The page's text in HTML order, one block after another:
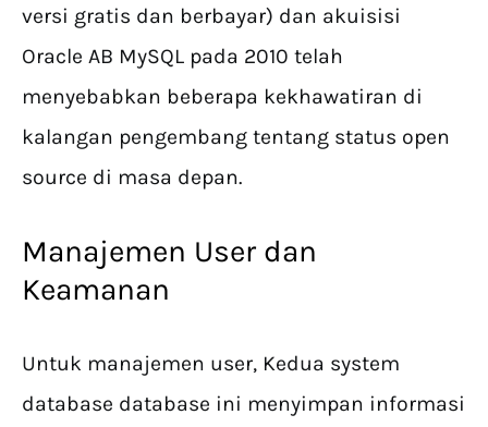
versi gratis dan berbayar) dan akuisisi
Oracle AB MySQL pada 2010 telah
menyebabkan beberapa kekhawatiran di
kalangan pengembang tentang status open
source di masa depan.
Manajemen User dan
Keamanan
Untuk manajemen user, Kedua system
database database ini menyimpan informasi